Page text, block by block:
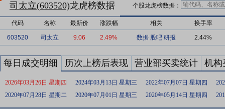
司太立(603520)龙虎榜数据 个股龙虎榜数据：
代码 名称 最新价 涨跌幅 相关 换手率
603520 司太立 9.06 2.49% 数据 股吧 研报 2.44%
每日成交明细 历次上榜后表现 营业部买卖统计 机构
2026年03月26日 星期四 2024年03月13日 星期三 2022年07月07日 星期四
2020年07月28日 星期二
2020年07月01日 星期三 2020年05月14日 星期四